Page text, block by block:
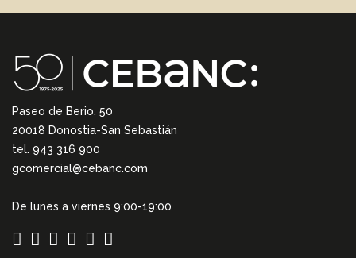
Paseo de Berio, 50
20018 Donostia-San Sebastián
tel. 943 316 900
gcomercial@cebanc.com
De lunes a viernes 9:00-19:00